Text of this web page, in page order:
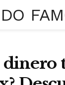
dinero